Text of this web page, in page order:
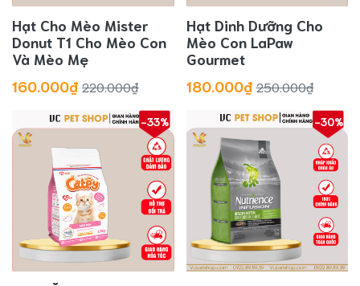
Hạt Cho Mèo Mister
Donut T1 Cho Mèo Con
Và Mèo Mẹ
160.000₫ 220.000₫
Hạt Dinh Dưỡng Cho
Mèo Con LaPaw
Gourmet
180.000₫ 250.000₫
-33% -30%